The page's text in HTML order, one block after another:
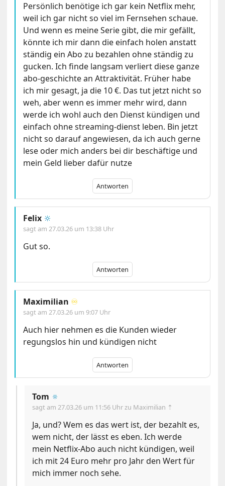
Persönlich benötige ich gar kein Netflix mehr,
weil ich gar nicht so viel im Fernsehen schaue.
Und wenn es meine Serie gibt, die mir gefällt,
könnte ich mir dann die einfach holen anstatt
ständig ein Abo zu bezahlen ohne ständig zu
gucken. Ich finde langsam verliert diese ganze
abo-geschichte an Attraktivität. Früher habe
ich mir gesagt, ja die 10 €. Das tut jetzt nicht so
weh, aber wenn es immer mehr wird, dann
werde ich wohl auch den Dienst kündigen und
einfach ohne streaming-dienst leben. Bin jetzt
nicht so darauf angewiesen, da ich auch gerne
lese oder mich anders bei dir beschäftige und
mein Geld lieber dafür nutze
Antworten
Felix 🔆
sagt am27.03.26 um 13:38 Uhr
Gut so.
Antworten
Maximilian ♾️
sagt am27.03.26 um 9:07 Uhr
Auch hier nehmen es die Kunden wieder
regungslos hin und kündigen nicht
Antworten
Tom 🔅
sagt am27.03.26 um 11:56 Uhrzu Maximilian ⇡
Ja, und? Wem es das wert ist, der bezahlt es,
wem nicht, der lässt es eben. Ich werde
mein Netflix-Abo auch nicht kündigen, weil
ich mit 24 Euro mehr pro Jahr den Wert für
mich immer noch sehe.